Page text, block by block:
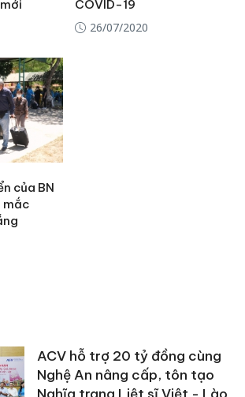
COVID-19
26/07/2020
của BN
mắc
ACV hỗ trợ 20 tỷ đồng cùng
Nghệ An nâng cấp, tôn tạo